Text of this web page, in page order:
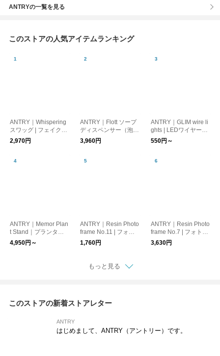
ANTRYの一覧を見る
このストアの人気アイテムランキング
ANTRY｜Whispering
スワッグ | フェイクグ
リーンスワッグ
2,970円
ANTRY｜Flott ソープ
ディスペンサー（泡タ
イプ）｜ソープボト
ル・ポンプボトル・ハ
3,960円
ANTRY｜GLIM wire li
ghts | LEDワイヤーラ
イト
550円～
ANTRY｜Memor Plan
t Stand｜プランター
スタンド｜鉢カバース
タンド
4,950円～
ANTRY｜Resin Photo
frame No.11 | フォト
フレーム
1,760円
ANTRY｜Resin Photo
frame No.7 | フォトフ
レーム
3,630円
もっと見る
このストアの新着ストアレター
ANTRY
はじめまして、ANTRY（アントリー）です。